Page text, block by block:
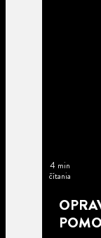
4 min
čítania